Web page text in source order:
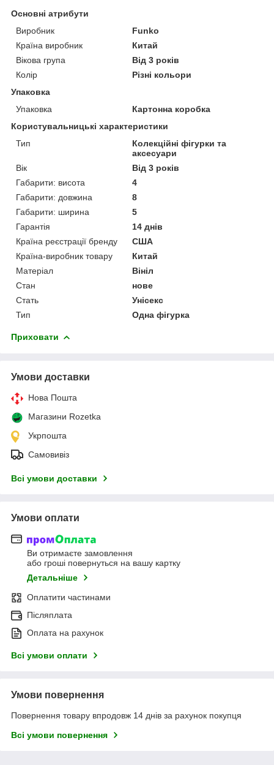
Основні атрибути
Виробник
Funko
Країна виробник
Китай
Вікова група
Від 3 років
Колір
Різні кольори
Упаковка
Упаковка
Картонна коробка
Користувальницькі характеристики
Тип
Колекційні фігурки та
аксесуари
Вік
Від 3 років
Габарити: висота
4
Габарити: довжина
8
Габарити: ширина
5
Гарантія
14 днів
Країна реєстрації бренду
США
Країна-виробник товару
Китай
Матеріал
Вініл
Стан
нове
Стать
Унісекс
Тип
Одна фігурка
Приховати
Умови доставки
Нова Пошта
Магазини Rozetka
Укрпошта
Самовивіз
Всі умови доставки
Умови оплати
Ви отримаєте замовлення
або гроші повернуться на вашу картку
Детальніше
Оплатити частинами
Післяплата
Оплата на рахунок
Всі умови оплати
Умови повернення
Повернення товару впродовж 14 днів за рахунок покупця
Всі умови повернення